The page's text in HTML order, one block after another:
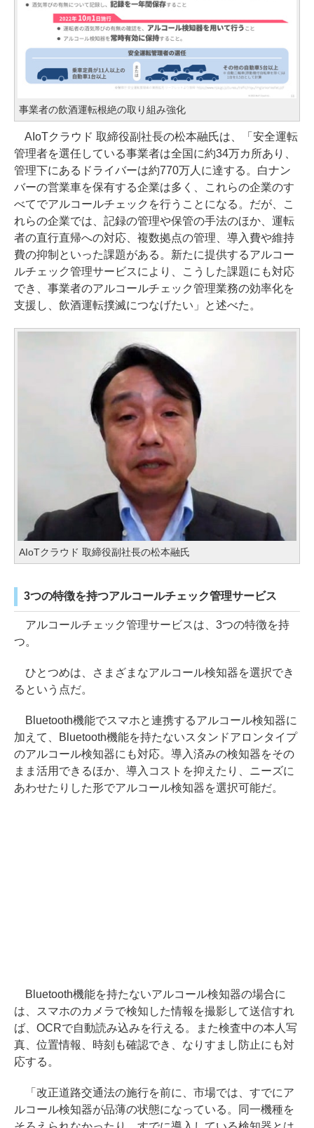
事業者の飲酒運転根絶の取り組み強化
AIoTクラウド 取締役副社長の松本融氏は、「安全運転
管理者を選任している事業者は全国に約34万カ所あり、
管理下にあるドライバーは約770万人に達する。白ナン
バーの営業車を保有する企業は多く、これらの企業のす
べてでアルコールチェックを行うことになる。だが、こ
れらの企業では、記録の管理や保管の手法のほか、運転
者の直行直帰への対応、複数拠点の管理、導入費や維持
費の抑制といった課題がある。新たに提供するアルコー
ルチェック管理サービスにより、こうした課題にも対応
でき、事業者のアルコールチェック管理業務の効率化を
支援し、飲酒運転撲滅につなげたい」と述べた。
AIoTクラウド 取締役副社長の松本融氏
3つの特徴を持つアルコールチェック管理サービス
アルコールチェック管理サービスは、3つの特徴を持
つ。
ひとつめは、さまざまなアルコール検知器を選択でき
るという点だ。
Bluetooth機能でスマホと連携するアルコール検知器に
加えて、Bluetooth機能を持たないスタンドアロンタイプ
のアルコール検知器にも対応。導入済みの検知器をその
まま活用できるほか、導入コストを抑えたり、ニーズに
あわせたりした形でアルコール検知器を選択可能だ。
Bluetooth機能を持たないアルコール検知器の場合に
は、スマホのカメラで検知した情報を撮影して送信すれ
ば、OCRで自動読み込みを行える。また検査中の本人写
真、位置情報、時刻も確認でき、なりすまし防止にも対
応する。
「改正道路交通法の施行を前に、市場では、すでにア
ルコール検知器が品薄の状態になっている。同一機種を